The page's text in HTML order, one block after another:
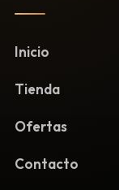
Inicio
Tienda
Ofertas
Contacto